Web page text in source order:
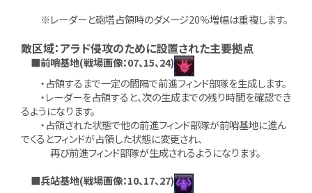
※レーダーと砲塔占領時のダメージ20％増幅は重複します。
敵区域：アラド侵攻のために設置された主要拠点
■前哨基地(戦場画像：07、15、24)
・占領するまで一定の間隔で前進フィンド部隊を生成します。
・レーダーを占領すると、次の生成までの残り時間を確認でき
るようになります。
・占領された状態で他の前進フィンド部隊が前哨基地に進ん
でくるとフィンドが占領した状態に変更され、
再び前進フィンド部隊が生成されるようになります。
■兵站基地(戦場画像：10、17、27)